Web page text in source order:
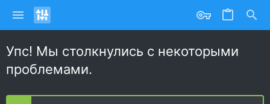
Упс! Мы столкнулись с некоторыми
проблемами.